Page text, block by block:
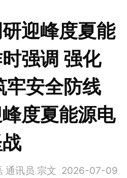
迎峰度夏能
强调 强化
牢安全防线
度夏能源电
通讯员 宗文 2026-07-09